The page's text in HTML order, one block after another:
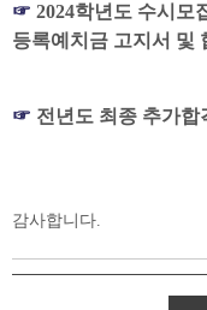
☞ 2024학년도 수시모
등록예치금 고지서 및
☞ 전년도 최종 추가합
감사합니다.